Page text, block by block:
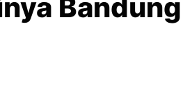
Bandung